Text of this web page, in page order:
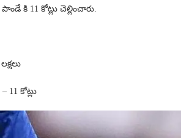
కి 11 కోట్లు చెల్లించారు.
11 కోట్లు